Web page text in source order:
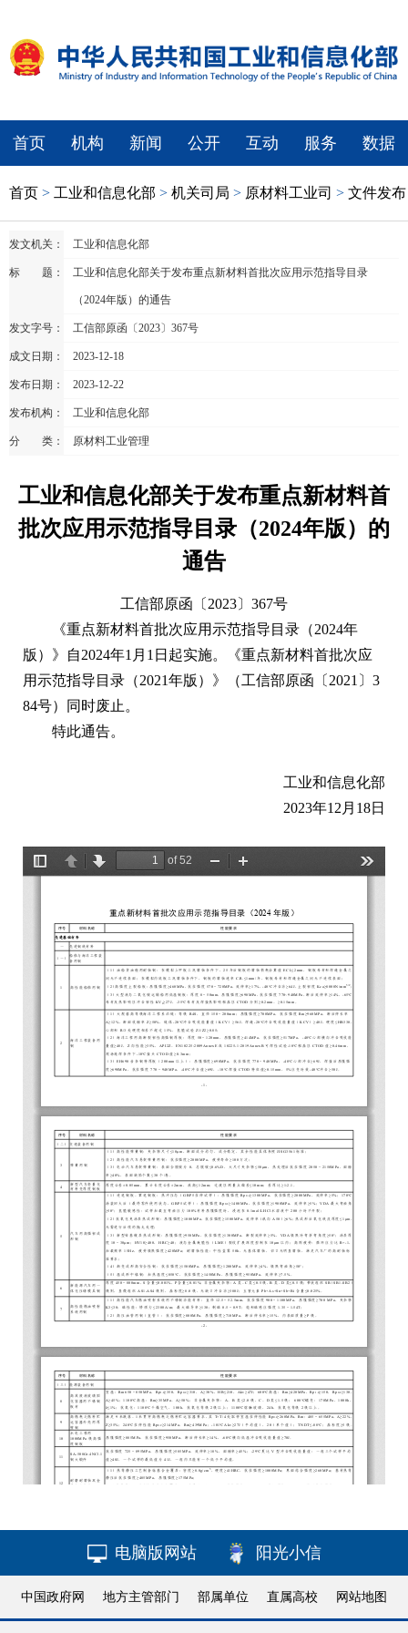
首页 机构 新闻 公开 互动 服务 数据
首页 > 工业和信息化部 > 机关司局 > 原材料工业司 > 文件发布
发文机关： 工业和信息化部
标 题： 工业和信息化部关于发布重点新材料首批次应用示范指导目录
（2024年版）的通告
发文字号： ​工信部原函〔2023〕367号
成文日期： 2023-12-18
发布日期： 2023-12-22
发布机构： 工业和信息化部
分 类： 原材料工业管理
工业和信息化部关于发布重点新材料首
批次应用示范指导目录（2024年版）的
通告
工信部原函〔2023〕367号
《重点新材料首批次应用示范指导目录（2024年
版）》自2024年1月1日起实施。《重点新材料首批次应
用示范指导目录（2021年版）》（工信部原函〔2021〕3
84号）同时废止。
特此通告。
工业和信息化部
2023年12月18日
电脑版网站 阳光小信
中国政府网 地方主管部门 部属单位 直属高校 网站地图